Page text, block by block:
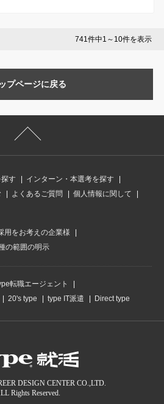
741件中1～10件を表示
プページに戻る
す
インターン・本選考を探す
よくあるご質問
個人情報に関して
用をお考えの企業様
の範囲の明示
転職エージェント
20's type type IT派遣 Direct type
DESIGN CENTER CO.,LTD.
Rights Reserved.